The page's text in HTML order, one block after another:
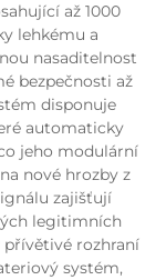
až 1000
lehkému a
nasaditelnost
bezpečnosti až
disponuje
automaticky
jeho modulární
nové hrozby z
zajišťují
legitimních
přívětivé rozhraní
systém,